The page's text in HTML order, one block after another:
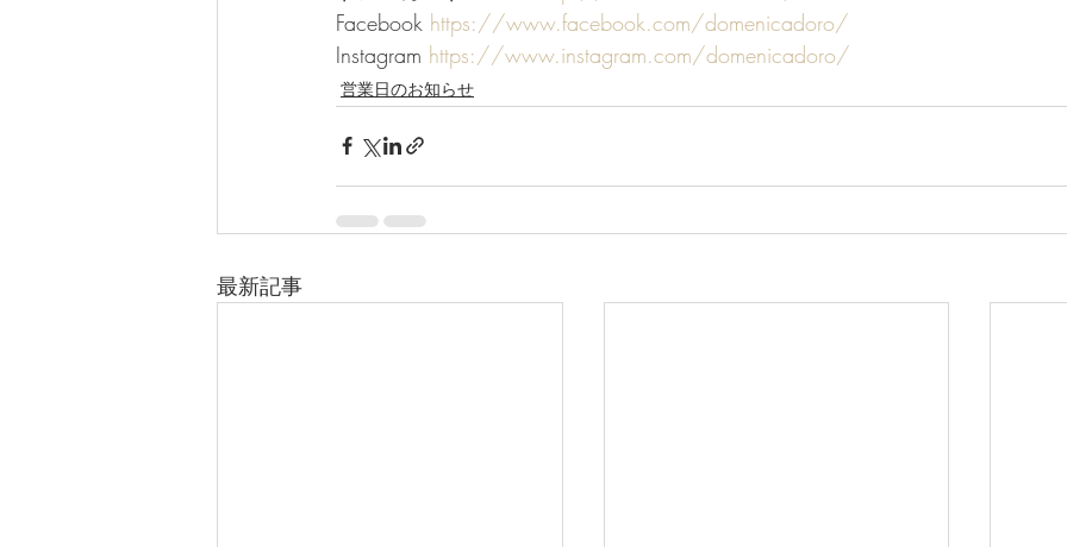
Facebook https://www.facebook.com/domenicadoro/
Instagram https://www.instagram.com/domenicadoro/
営業日のお知らせ
最新記事